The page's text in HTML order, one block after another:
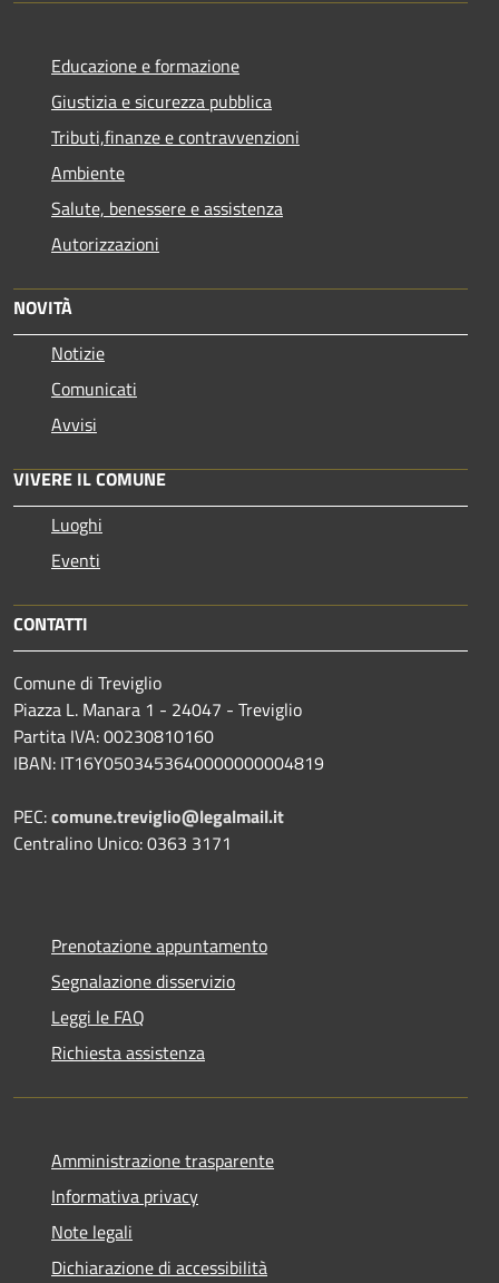
Educazione e formazione
Giustizia e sicurezza pubblica
Tributi,finanze e contravvenzioni
Ambiente
Salute, benessere e assistenza
Autorizzazioni
NOVITÀ
Notizie
Comunicati
Avvisi
VIVERE IL COMUNE
Luoghi
Eventi
CONTATTI
Comune di Treviglio
Piazza L. Manara 1 - 24047 - Treviglio
Partita IVA: 00230810160
IBAN: IT16Y0503453640000000004819
PEC:comune.treviglio@legalmail.it
Centralino Unico: 0363 3171
Prenotazione appuntamento
Segnalazione disservizio
Leggi le FAQ
Richiesta assistenza
Amministrazione trasparente
Informativa privacy
Note legali
Dichiarazione di accessibilità